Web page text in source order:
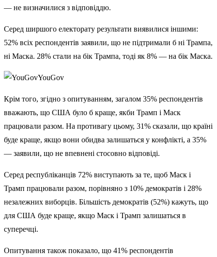
— не визначилися з відповіддю.
Серед ширшого електорату результати виявилися іншими:
52% всіх респондентів заявили, що не підтримали б ні Трампа,
ні Маска. 28% стали на бік Трампа, тоді як 8% — на бік Маска.
YouGov
Крім того, згідно з опитуванням, загалом 35% респондентів
вважають, що США було б краще, якби Трамп і Маск
працювали разом. На противагу цьому, 31% сказали, що країні
буде краще, якщо вони обидва залишаться у конфлікті, а 35%
— заявили, що не впевнені стосовно відповіді.
Серед республіканців 72% виступають за те, щоб Маск і
Трамп працювали разом, порівняно з 10% демократів і 28%
незалежних виборців. Більшість демократів (52%) кажуть, що
для США буде краще, якщо Маск і Трамп залишаться в
суперечці.
Опитування також показало, що 41% респондентів